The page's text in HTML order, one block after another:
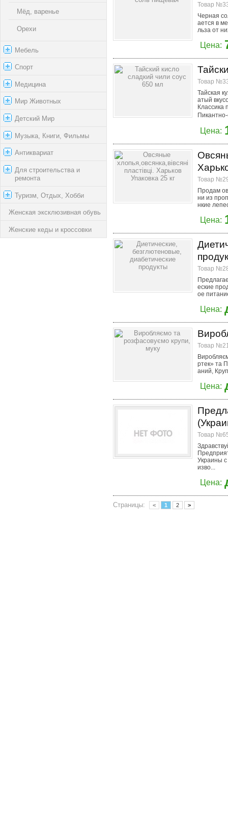
Мёд, варенье
Орехи
Мебель
Спорт
Медицина
Мир Животных
Детский Мир
Музыка, Книги, Фильмы
Антиквариат
Для строительства и
ремонта
Туризм, Отдых, Хобби
Женская эксклюзивная обувь
Женские кеды и кроссовки
Товар
Черная
ается в
льза от
Цена:
Товар
Тайская
атый
Классика
Цена:
Товар
Продам
ни из
нкие
Цена:
Товар
еские
ое
Цена:
Товар
ртек» та
аний,
Цена:
Товар
Украины
изво...
Цена:
Страницы: < 1 2 >